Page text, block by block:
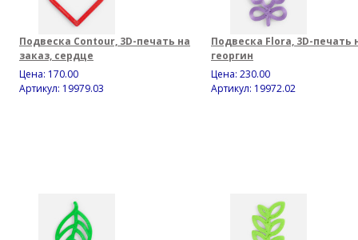
Подвеска Contour, 3D-печать на
заказ, сердце
Цена: 170.00
Артикул: 19979.03
Подвеска Flora, 3D-печать
георгин
Цена: 230.00
Артикул: 19972.02